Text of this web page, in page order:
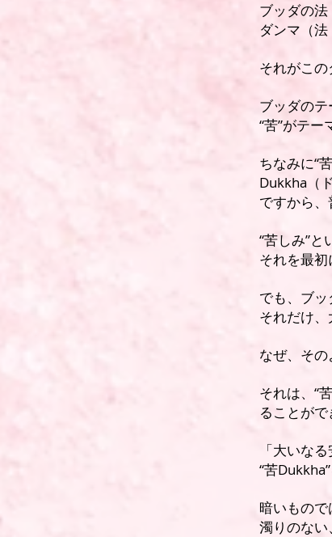
ブッダの
ダンマ（
それがこの
ブッダのテ
“苦”がテー
ちなみに“
Dukkha（
ですから、
“苦しみ”と
それを最
でも、ブッ
それだけ
なぜ、その
それは、“
ることがで
「大いな
“苦
暗いもので
濁りのない